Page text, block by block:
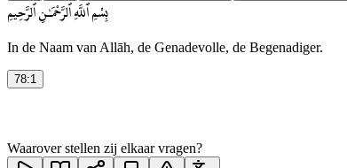
بِسْمِ ٱللَّهِ ٱلرَّحْمَـٰنِ ٱلرَّحِيمِ
In de Naam van Allāh, de Genadevolle, de Begenadiger.
78:1
Waarover stellen zij elkaar vragen?